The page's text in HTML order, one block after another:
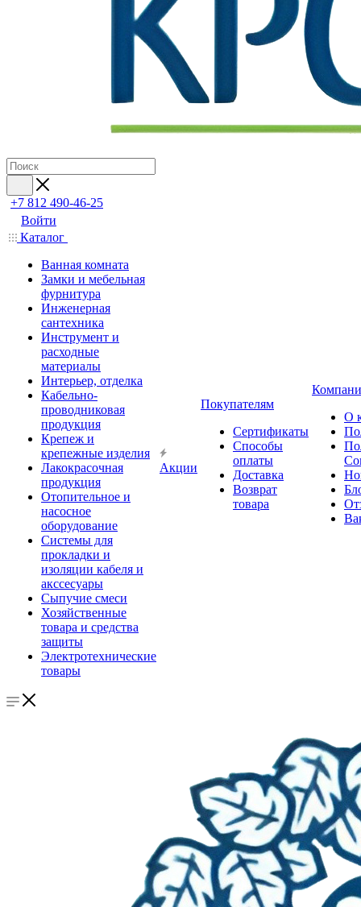
+7 812 490-46-25
Войти
Каталог
Ванная комната
Замки и мебельная
фурнитура
Инженерная
сантехника
Инструмент и
расходные
материалы
Интерьер, отделка
Кабельно-
проводниковая
продукция
Крепеж и
крепежные изделия
Лакокрасочная
продукция
Отопительное и
насосное
оборудование
Системы для
прокладки и
изоляции кабеля и
акссесуары
Сыпучие смеси
Хозяйственные
товара и средства
защиты
Электротехнические
товары
Акции
Покупателям
Сертификаты
Способы
оплаты
Доставка
Возврат
товара
О